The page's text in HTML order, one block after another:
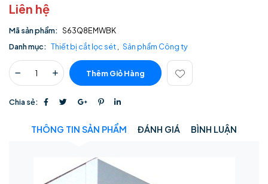
Liên hệ
Mã sản phẩm: S63Q8EMWBK
Danh mục: Thiết bị cắt lọc sét, Sản phẩm Công ty
Thêm Giỏ Hàng
Chia sẻ:
THÔNG TIN SẢN PHẨM ĐÁNH GIÁ BÌNH LUẬN